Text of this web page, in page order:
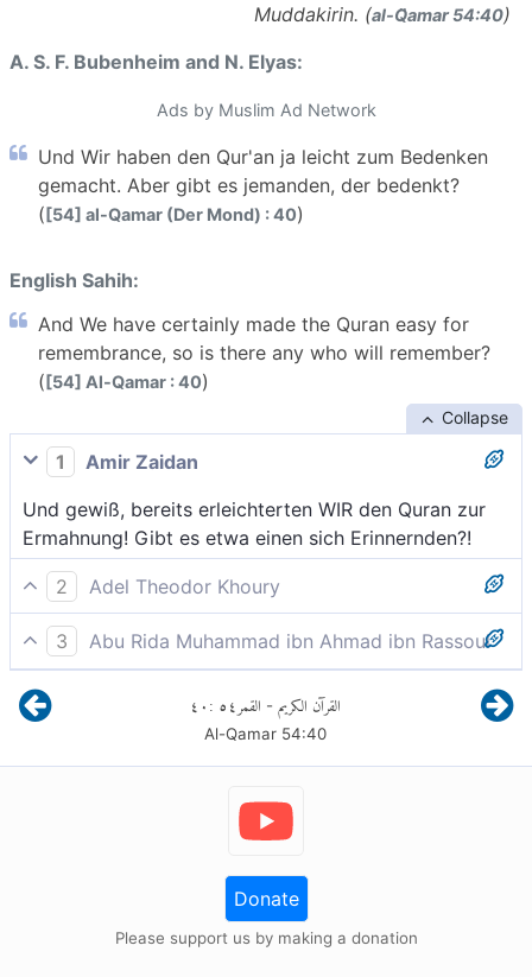
Muddakirin. (al-Q̈amar 54:40)
A. S. F. Bubenheim and N. Elyas:
Ads by Muslim Ad Network
Und Wir haben den Qur'an ja leicht zum Bedenken
gemacht. Aber gibt es jemanden, der bedenkt?
([54] al-Qamar (Der Mond) : 40)
English Sahih:
And We have certainly made the Quran easy for
remembrance, so is there any who will remember?
([54] Al-Qamar : 40)
Collapse
1
Amir Zaidan
Und gewiß, bereits erleichterten WIR den Quran zur
Ermahnung! Gibt es etwa einen sich Erinnernden?!
2
Adel Theodor Khoury
Und Wir haben den Koran leicht zu bedenken
gemacht. Aber gibt es denn jemanden, der es
bedenkt?
3
Abu Rida Muhammad ibn Ahmad ibn Rassoul
Und wahrlich, Wir haben den Quran zur Ermahnung
leicht gemacht. Gibt es also einen, der ermahnt sein
القرآن الكريم - القمر٥٤:٤٠
Al-Qamar 54:40
Donate
Please support us by making a donation